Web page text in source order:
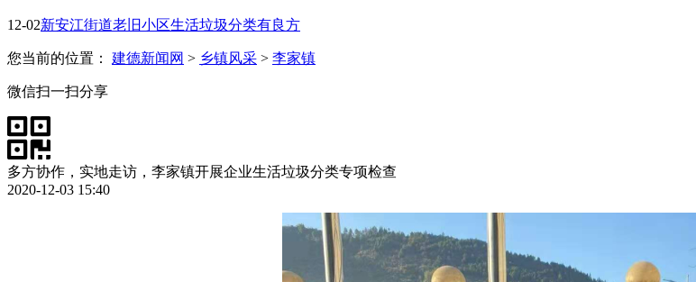
12-02新安江街道老旧小区生活垃圾分类有良方
您当前的位置： 建德新闻网 > 乡镇风采 > 李家镇
微信扫一扫分享
多方协作，实地走访，李家镇开展企业生活垃圾分类专项检查
2020-12-03 15:40